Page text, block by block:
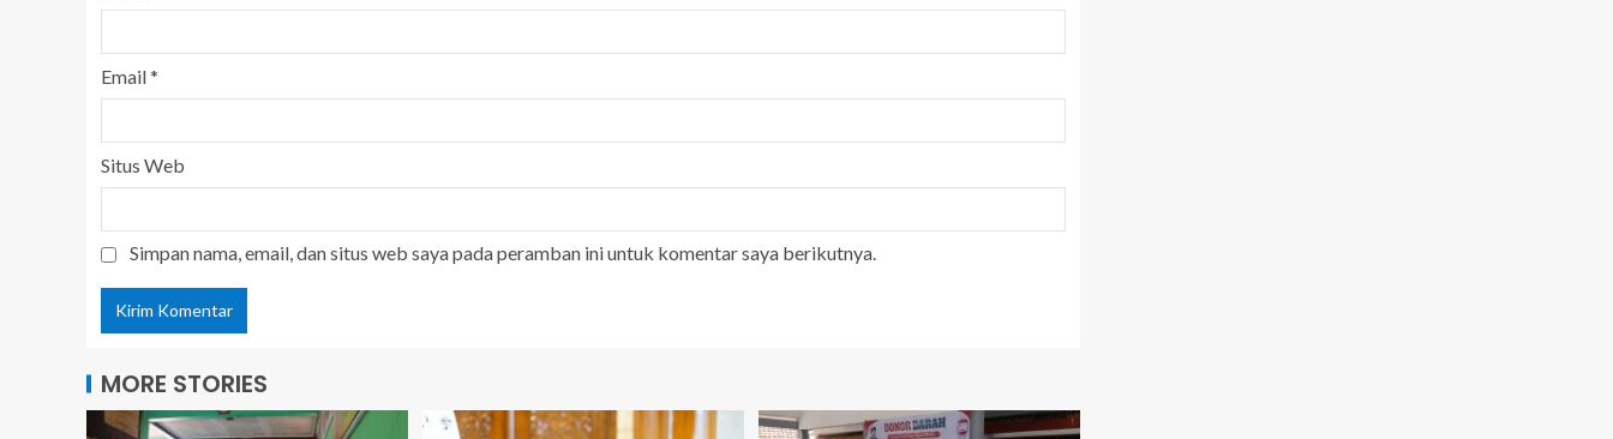
Email*
Situs Web
Simpan nama, email, dan situs web saya pada peramban ini untuk komentar saya berikutnya.
MORE STORIES